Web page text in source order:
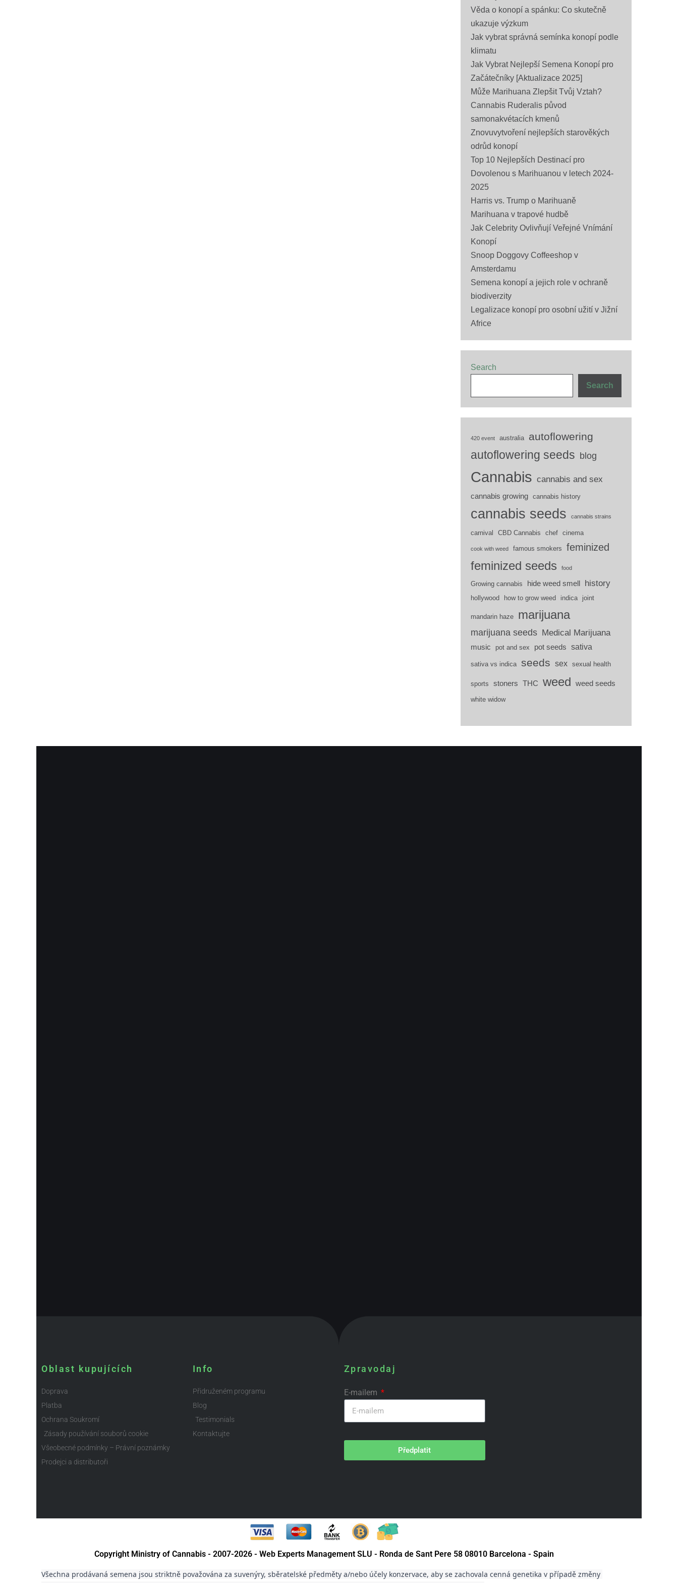
Věda o konopí a spánku: Co skutečně
ukazuje výzkum
Jak vybrat správná semínka konopí podle
klimatu
Jak Vybrat Nejlepší Semena Konopí pro
Začátečníky [Aktualizace 2025]
Může Marihuana Zlepšit Tvůj Vztah?
Cannabis Ruderalis původ
samonakvétacích kmenů
Znovuvytvoření nejlepších starověkých
odrůd konopí
Top 10 Nejlepších Destinací pro
Dovolenou s Marihuanou v letech 2024-
2025
Harris vs. Trump o Marihuaně
Marihuana v trapové hudbě
Jak Celebrity Ovlivňují Veřejné Vnímání
Konopí
Snoop Doggovy Coffeeshop v
Amsterdamu
Semena konopí a jejich role v ochraně
biodiverzity
Legalizace konopí pro osobní užití v Jižní
Africe
Search
Search
420 event australia autoflowering
autoflowering seeds blog
Cannabis cannabis and sex
cannabis growing cannabis history
cannabis seeds cannabis strains
carnival CBD Cannabis chef cinema
cook with weed famous smokers feminized
feminized seeds food
Growing cannabis hide weed smell history
hollywood how to grow weed indica joint
mandarin haze marijuana
marijuana seeds Medical Marijuana
music pot and sex pot seeds sativa
sativa vs indica seeds sex sexual health
sports stoners THC weed weed seeds
white widow
Oblast kupujících
Doprava
Platba
Ochrana Soukromí
Zásady používání souborů cookie
Všeobecné podmínky – Právní poznámky
Prodejci a distributoři
Info
Přidruženém programu
Blog
Testimonials
Kontaktujte
Zpravodaj
E-mailem
Předplatit
Copyright Ministry of Cannabis - 2007-2026 - Web Experts Management SLU - Ronda de Sant Pere 58 08010 Barcelona - Spain
Všechna prodávaná semena jsou striktně považována za suvenýry, sběratelské předměty a/nebo účely konzervace, aby se zachovala cenná genetika v případě změny